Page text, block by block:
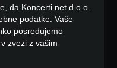
da Koncerti.net d.o.o.
podatke. Vaše
posredujemo
zvezi z vašim